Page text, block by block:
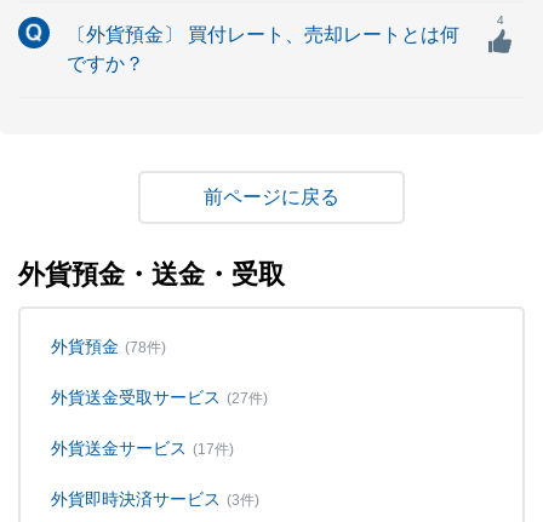
〔外貨預金〕 買付レート、売却レートとは何
ですか？
4
戻る
外貨預金・送金・受取
外貨預金 (78件)
外貨送金受取サービス (27件)
外貨送金サービス (17件)
外貨即時決済サービス (3件)